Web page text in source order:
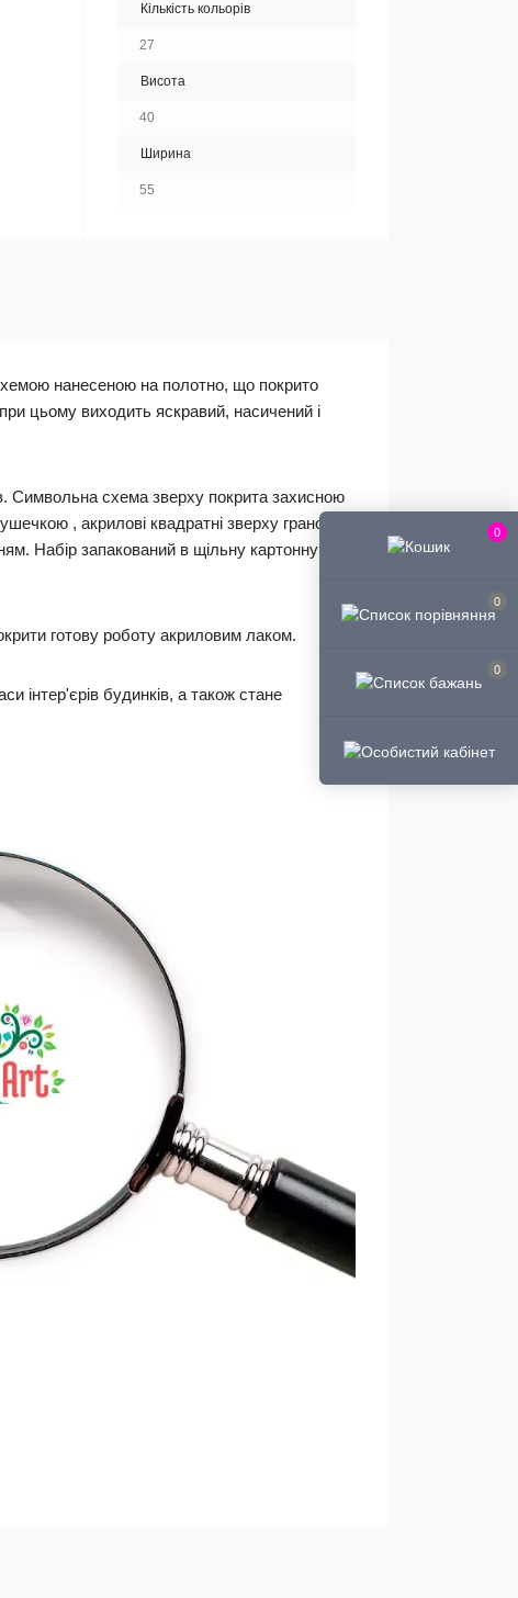
0
0
0
Кількість кольорів
27
Висота
40
Ширина
55
нанесеною на полотно, що покрито
цьому виходить яскравий, насичений і
Символьна схема зверху покрита захисною
, акрилові квадратні зверху грановані
Набір запакований в щільну картонну
готову роботу акриловим лаком.
інтер'єрів будинків, а також стане